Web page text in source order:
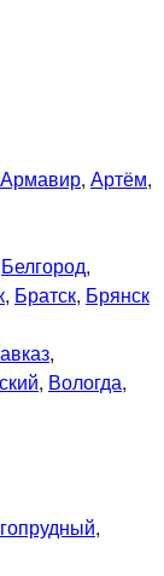
Армавир, Артём,
Белгород,
, Братск, Брянск
,
, Вологда,
,